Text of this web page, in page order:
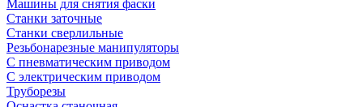
Машины для снятия фаски
Станки заточные
Станки сверлильные
Резьбонарезные манипуляторы
С пневматическим приводом
С электрическим приводом
Труборезы